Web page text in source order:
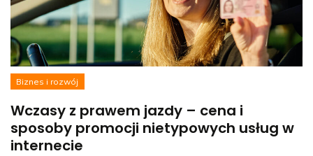
Biznes i rozwój
Wczasy z prawem jazdy – cena i
sposoby promocji nietypowych usług w
internecie